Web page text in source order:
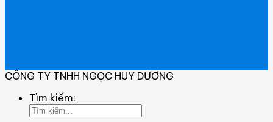
CÔNG TY TNHH NGỌC HUY DƯƠNG
Tìm kiếm: